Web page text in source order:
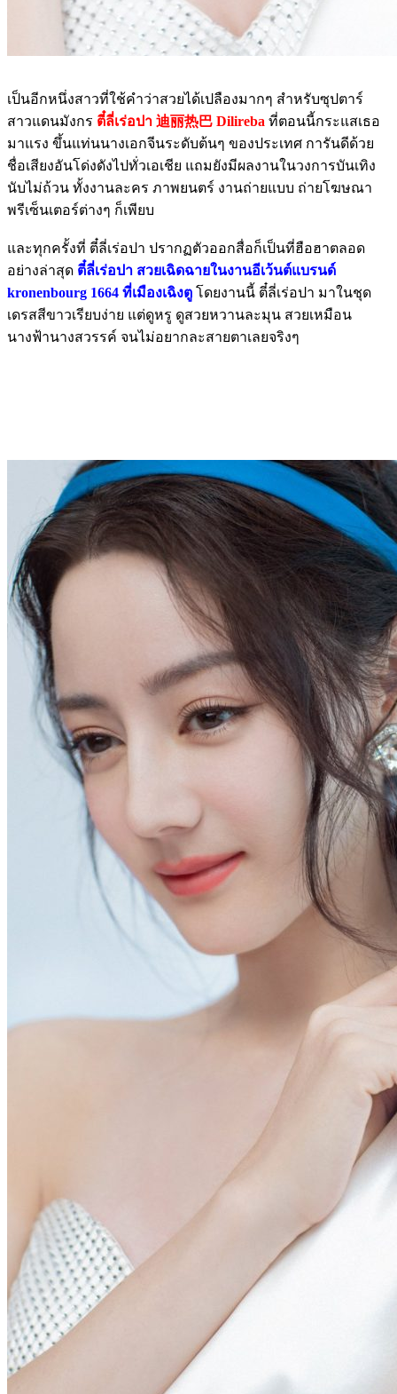
เป็นอีกหนึ่งสาวที่ใช้คำว่าสวยได้เปลืองมากๆ สำหรับซุปตาร์
สาวแดนมังกร ตี๋ลี่เร่อปา 迪丽热巴 Dilireba ที่ตอนนี้กระแสเธอ
มาแรง ขึ้นแท่นนางเอกจีนระดับต้นๆ ของประเทศ การันดีด้วย
ชื่อเสียงอันโด่งดังไปทั่วเอเชีย แถมยังมีผลงานในวงการบันเทิง
นับไม่ถ้วน ทั้งงานละคร ภาพยนตร์ งานถ่ายแบบ ถ่ายโฆษณา
พรีเซ็นเตอร์ต่างๆ ก็เพียบ
และทุกครั้งที่ ตี๋ลี่เร่อปา ปรากฏตัวออกสื่อก็เป็นที่ฮือฮาตลอด
อย่างล่าสุด ตี๋ลี่เร่อปา สวยเฉิดฉายในงานอีเว้นต์แบรนด์
kronenbourg 1664 ที่เมืองเฉิงตู โดยงานนี้ ตี๋ลี่เร่อปา มาในชุด
เดรสสีขาวเรียบง่าย แต่ดูหรู ดูสวยหวานละมุน สวยเหมือน
นางฟ้านางสวรรค์ จนไม่อยากละสายตาเลยจริงๆ